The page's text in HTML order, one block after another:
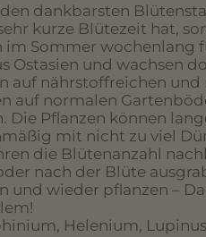
dankbarsten
kurze Blütezeit hat,
im Sommer wochenlang
Ostasien und wachsen
auf nährstoffreichen
auf normalen
Die Pflanzen können
mit nicht zu viel
die Blütenanzahl
nach der Blüte
und wieder pflanzen –
Helenium,